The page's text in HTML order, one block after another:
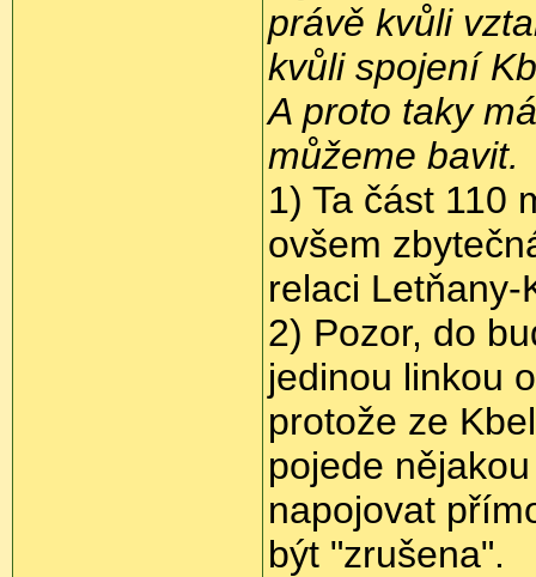
právě kvůli
kvůli spojení
A proto taky
můžeme bavit.
1) Ta část 110
ovšem
relaci
2) Pozor, do
jedinou linkou
protože ze
pojede
napojovat
být "zrušena".